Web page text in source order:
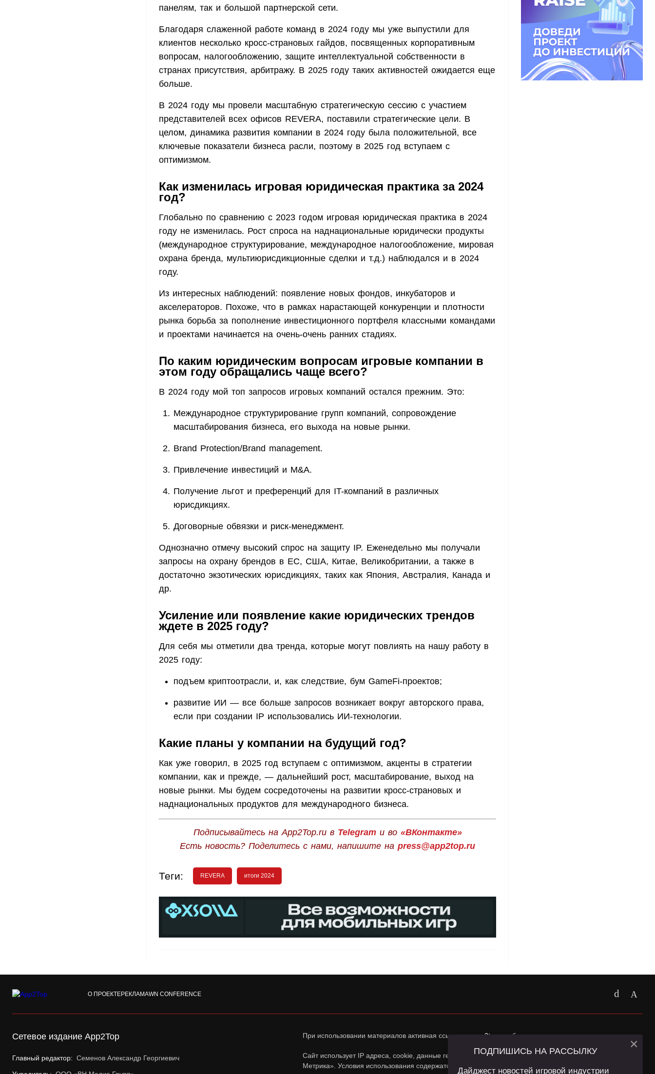
панелям, так и большой партнерской сети.
Благодаря слаженной работе команд в 2024 году мы уже выпустили для
клиентов несколько кросс-страновых гайдов, посвященных корпоративным
вопросам, налогообложению, защите интеллектуальной собственности в
странах присутствия, арбитражу. В 2025 году таких активностей ожидается еще
больше.
В 2024 году мы провели масштабную стратегическую сессию с участием
представителей всех офисов REVERA, поставили стратегические цели. В
целом, динамика развития компании в 2024 году была положительной, все
ключевые показатели бизнеса расли, поэтому в 2025 год вступаем с
оптимизмом.
Как изменилась игровая юридическая практика за 2024
год?
Глобально по сравнению с 2023 годом игровая юридическая практика в 2024
году не изменилась. Рост спроса на наднациональные юридически продукты
(международное структурирование, международное налогообложение, мировая
охрана бренда, мультиюрисдикционные сделки и т.д.) наблюдался и в 2024
году.
Из интересных наблюдений: появление новых фондов, инкубаторов и
акселераторов. Похоже, что в рамках нарастающей конкуренции и плотности
рынка борьба за пополнение инвестиционного портфеля классными командами
и проектами начинается на очень-очень ранних стадиях.
По каким юридическим вопросам игровые компании в
этом году обращались чаще всего?
В 2024 году мой топ запросов игровых компаний остался прежним. Это:
Международное структурирование групп компаний, сопровождение
масштабирования бизнеса, его выхода на новые рынки.
Brand Protection/Brand management.
Привлечение инвестиций и M&A.
Получение льгот и преференций для IT-компаний в различных
юрисдикциях.
Договорные обвязки и риск-менеджмент.
Однозначно отмечу высокий спрос на защиту IP. Еженедельно мы получали
запросы на охрану брендов в ЕС, США, Китае, Великобритании, а также в
достаточно экзотических юрисдикциях, таких как Япония, Австралия, Канада и
др.
Усиление или появление какие юридических трендов
ждете в 2025 году?
Для себя мы отметили два тренда, которые могут повлиять на нашу работу в
2025 году:
подъем криптоотрасли, и, как следствие, бум GameFi-проектов;
развитие ИИ — все больше запросов возникает вокруг авторского права,
если при создании IP использовались ИИ-технологии.
Какие планы у компании на будущий год?
Как уже говорил, в 2025 год вступаем с оптимизмом, акценты в стратегии
компании, как и прежде, — дальнейший рост, масштабирование, выход на
новые рынки. Мы будем сосредоточены на развитии кросс-страновых и
наднациональных продуктов для международного бизнеса.
Подписывайтесь на App2Top.ru в Telegramи во «ВКонтакте»
Есть новость? Поделитесь с нами, напишите на press@app2top.ru
Теги: REVERA итоги 2024
О ПРОЕКТЕРЕКЛАМАWN CONFERENCE
Сетевое издание App2Top
Главный редактор: Семенов Александр Георгиевич
При использовании материалов активная ссылка наapp2top.ruобязательна.
Сайт использует IP адреса, cookie, данные геолокации Пользователей сайта и сервис «Яндекс
Метрика». Условия использования содержатся вПолитике конфиденциальностии
ПОДПИШИСЬ НА РАССЫЛКУ
Дайджест новостей игровой индустрии
×